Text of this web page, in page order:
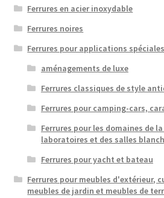
Ferrures en acier inoxydable
Ferrures noires
Ferrures pour applications spéciales
aménagements de luxe
Ferrures classiques de style
Ferrures pour camping-cars,
Ferrures pour les domaines de
laboratoires et des salles
Ferrures pour yacht et bateau
Ferrures pour meubles d'extérieur,
meubles de jardin et meubles de